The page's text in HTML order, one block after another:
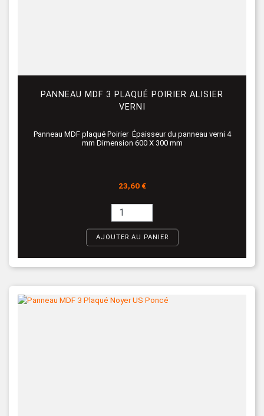
PANNEAU MDF 3 PLAQUÉ POIRIER ALISIER
VERNI
Panneau MDF plaqué Poirier Épaisseur du panneau verni 4
mm Dimension 600 X 300 mm
Prix
23,60 €
AJOUTER AU PANIER